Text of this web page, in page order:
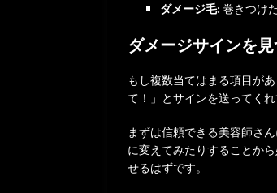
ダメージ毛:巻きつけ
ダメージサインを
もし複数当てはまる項目が
て！」とサインを送ってく
まずは信頼できる美容師さ
に変えてみたりすることか
せるはずです。